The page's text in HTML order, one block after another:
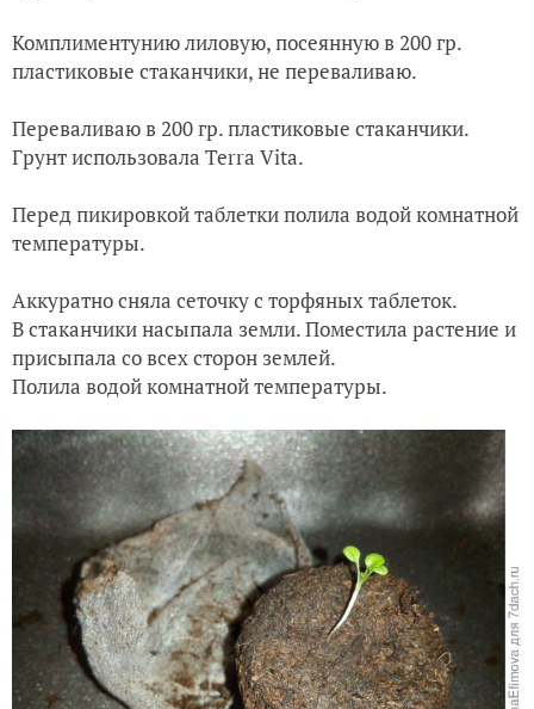
Комплиментунию лиловую, посеянную в 200 гр.
пластиковые стаканчики, не переваливаю.
Переваливаю в 200 гр. пластиковые стаканчики.
Грунт использовала Terra Vita.
Перед пикировкой таблетки полила водой комнатной
температуры.
Аккуратно сняла сеточку с торфяных таблеток.
В стаканчики насыпала земли. Поместила растение и
присыпала со всех сторон землей.
Полила водой комнатной температуры.